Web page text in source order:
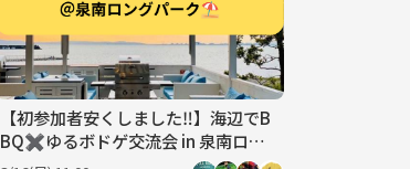
【初参加者安くしました‼︎】海辺でB
BQ✖︎ゆるボドゲ交流会 in 泉南ロン
グパーク 🍖🌈 お一人様歓迎✨